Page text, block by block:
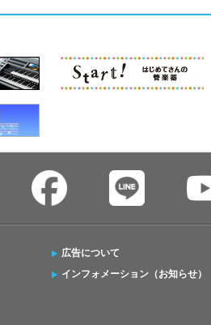
広告について
インフォメーション（お知らせ）